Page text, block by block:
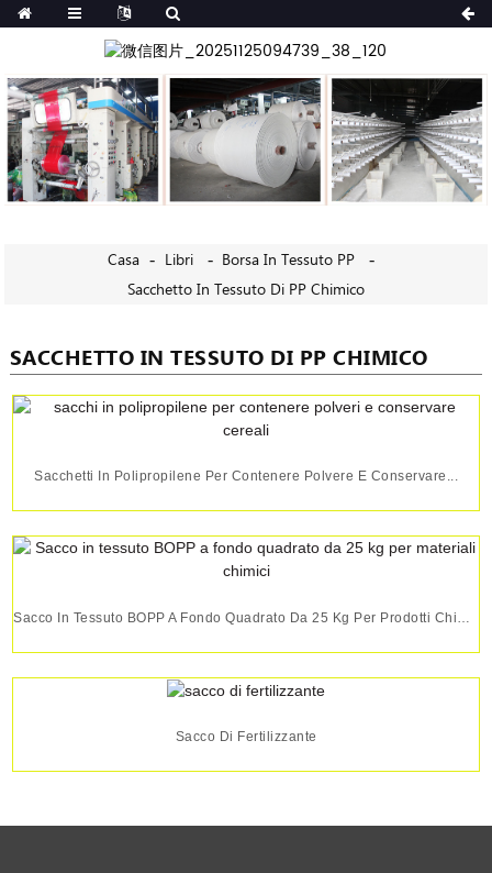
Casa Libri
Borsa In Tessuto PP
Sacchetto In Tessuto Di PP Chimico
SACCHETTO IN TESSUTO DI PP CHIMICO
Sacchetti In Polipropilene Per Contenere Polvere E Conservare...
Sacco Di Fertilizzante